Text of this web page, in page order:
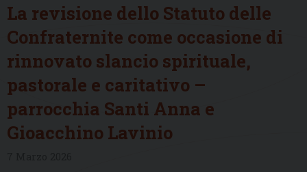
La revisione dello Statuto delle
Confraternite come occasione di
rinnovato slancio spirituale,
pastorale e caritativo –
parrocchia Santi Anna e
Gioacchino Lavinio